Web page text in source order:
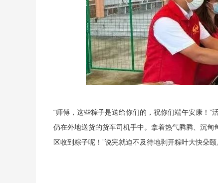
“师傅，这些粽子是送给你们的，祝你们端午安康！
仍在外地送货的货车司机手中。拿着热气腾腾、沉
区收到粽子呢！”说完就迫不及待地剥开粽叶大快朵颐